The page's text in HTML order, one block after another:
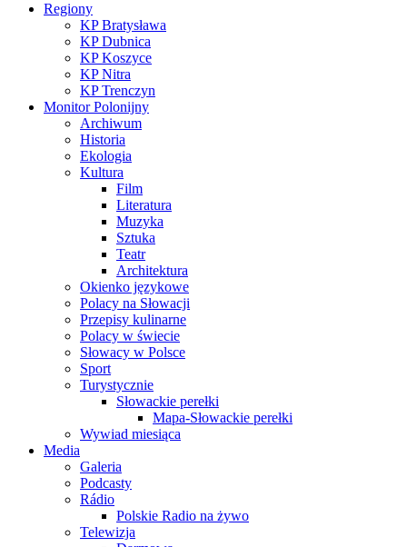
Regiony
KP Bratysława
KP Dubnica
KP Koszyce
KP Nitra
KP Trenczyn
Monitor Polonijny
Archiwum
Historia
Ekologia
Kultura
Film
Literatura
Muzyka
Sztuka
Teatr
Architektura
Okienko językowe
Polacy na Słowacji
Przepisy kulinarne
Polacy w świecie
Słowacy w Polsce
Sport
Turystycznie
Słowackie perełki
Mapa-Słowackie perełki
Wywiad miesiąca
Media
Galeria
Podcasty
Rádio
Polskie Radio na żywo
Telewizja